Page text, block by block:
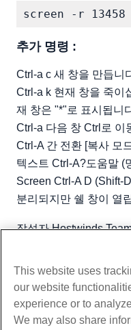
추가 명령 :
Ctrl-a c 새 창을 만듭니
Ctrl-a k 현재 창을 죽이
재 창은 "*"로 표시됩니
Ctrl-a 다음 창 Ctrl로 이
Ctrl-A 간 전환 [복사 모
텍스트 Ctrl-A?도움말 (
Screen Ctrl-A D (Shift-
분리되지만 쉘 창이 열
작성자 Hostwinds
This website uses
our website
experience or to
We may also share